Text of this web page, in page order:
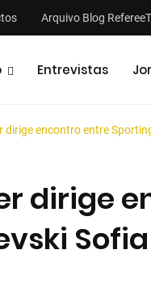
Arquivo Blog
Entrevistas
dirige encontro entre
dirige
Sofia